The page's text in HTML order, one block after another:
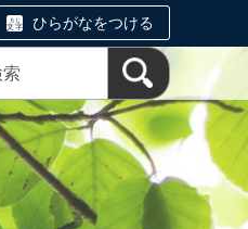
ひらがなをつける